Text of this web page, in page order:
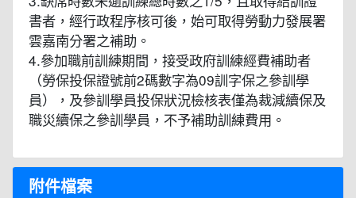
書者，經行政程序核可後，始可取得勞動力發展署
雲嘉南分署之補助。
4.參加職前訓練期間，接受政府訓練經費補助者
（勞保投保證號前2碼數字為09訓字保之參訓學
員），及參訓學員投保狀況檢核表僅為裁減續保及
職災續保之參訓學員，不予補助訓練費用。
附件檔案